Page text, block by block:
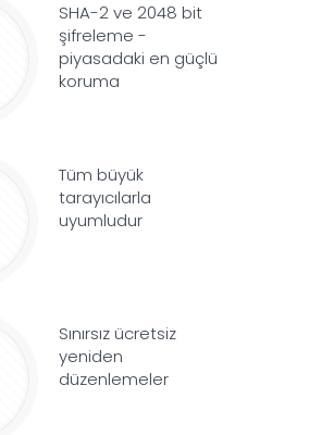
SHA-2 ve 2048 bit
şifreleme -
piyasadaki en güçlü
koruma
Tüm büyük
tarayıcılarla
uyumludur
Sınırsız ücretsiz
yeniden
düzenlemeler